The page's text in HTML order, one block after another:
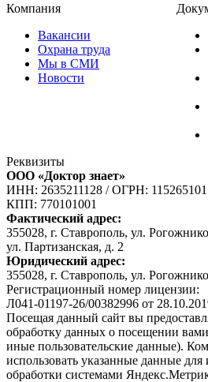
Компания
Вакансии
Охрана труда
Мы в СМИ
Новости
Реквизиты
ООО «Доктор знает»
ИНН: 2635211128 /ОГРН:
КПП: 770101001
Фактический адрес:
355028, г. Ставрополь, ул.
ул. Партизанская, д. 2
Юридический адрес:
355028, г. Ставрополь, ул.
Регистрационный номер лицензии:
Л041-01197-26/00382996 от
Посещая данный сайт вы
обработку данных о посещении
иные пользовательские данные).
использовать указанные данные
обработки системами